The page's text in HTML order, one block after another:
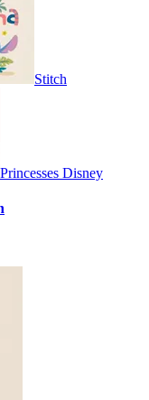
Stitch
Princesses Disney